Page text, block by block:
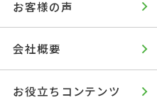
お客様の声
会社概要
お役立ちコンテンツ